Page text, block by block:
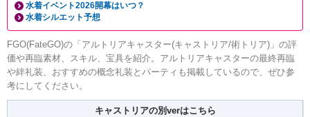
水着イベント2026開幕はいつ？
水着シルエット予想
FGO(FateGO)の「アルトリアキャスター(キャストリア/術トリア)」の評
価や再臨素材、スキル、宝具を紹介。アルトリアキャスターの最終再臨
や絆礼装、おすすめの概念礼装とパーティも掲載しているので、ぜひ参
考にしてください。
キャストリアの別verはこちら